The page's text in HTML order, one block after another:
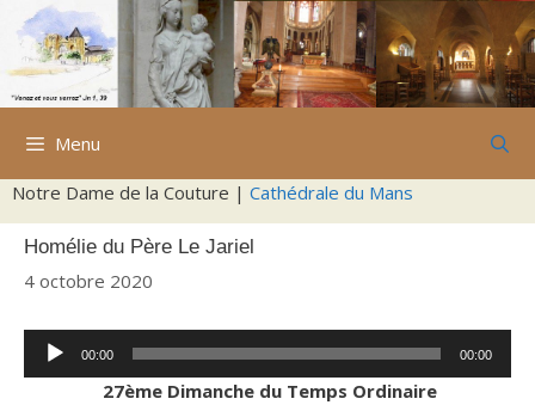
Aller
contenu
Menu
Notre Dame de la Couture | Cathédrale du Mans
Homélie du Père Le Jariel
4 octobre 2020
Lecteur
audio
00:00 00:00
27ème Dimanche du Temps Ordinaire